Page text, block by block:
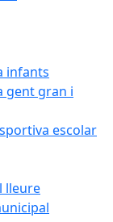
infants
gent gran i
escolar
lleure